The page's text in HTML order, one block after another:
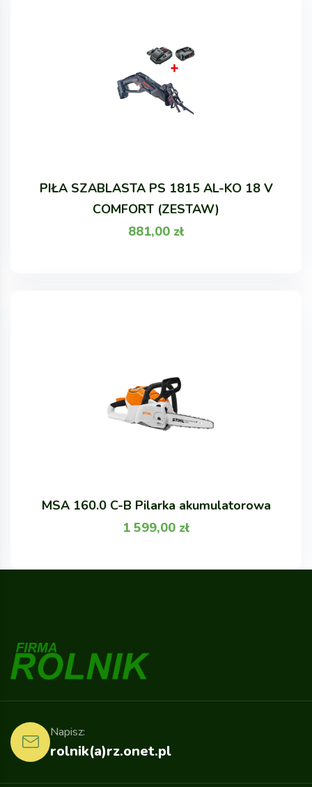
PIŁA SZABLASTA PS 1815 AL-KO 18 V
COMFORT (ZESTAW)
881,00 zł
MSA 160.0 C-B Pilarka akumulatorowa
1 599,00 zł
rolnik(a)rz.onet.pl
Napisz: